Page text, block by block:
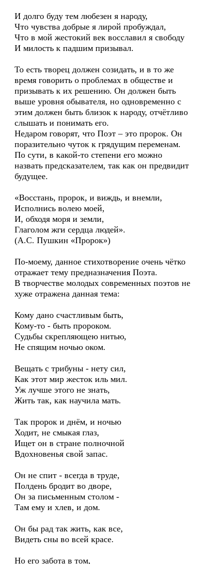
И долго буду тем любезен я народу,
Что чувства добрые я лирой пробуждал,
Что в мой жестокий век восславил я свободу
И милость к падшим призывал.
То есть творец должен созидать, и в то же
время говорить о проблемах в обществе и
призывать к их решению. Он должен быть
выше уровня обывателя, но одновременно с
этим должен быть близок к народу, отчётливо
слышать и понимать его.
Недаром говорят, что Поэт – это пророк. Он
поразительно чуток к грядущим переменам.
По сути, в какой-то степени его можно
назвать предсказателем, так как он предвидит
будущее.
«Восстань, пророк, и виждь, и внемли,
Исполнись волею моей,
И, обходя моря и земли,
Глаголом жги сердца людей».
(А.С. Пушкин «Пророк»)
По-моему, данное стихотворение очень чётко
отражает тему предназначения Поэта.
В творчестве молодых современных поэтов не
хуже отражена данная тема:
Кому дано счастливым быть,
Кому-то - быть пророком.
Судьбы скрепляющею нитью,
Не спящим ночью оком.
Вещать с трибуны - нету сил,
Как этот мир жесток иль мил.
Уж лучше этого не знать,
Жить так, как научила мать.
Так пророк и днём, и ночью
Ходит, не смыкая глаз,
Ищет он в стране полночной
Вдохновенья свой запас.
Он не спит - всегда в труде,
Полдень бродит во дворе,
Он за письменным столом -
Там ему и хлев, и дом.
Он бы рад так жить, как все,
Видеть сны во всей красе.
Но его забота в том,